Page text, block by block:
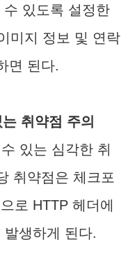
있도록 설정한
미지 정보 및 연락
면 된다.
취약점 주의
있는 심각한 취
취약점은 체크포
로 HTTP 헤더에
생하게 된다.